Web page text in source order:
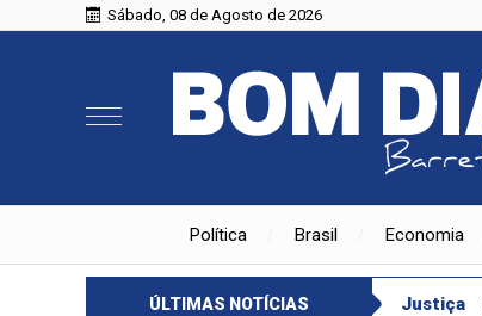
Sábado, 08 de Agosto de 2026
Política Brasil Economia
ÚLTIMAS NOTÍCIAS Justiça